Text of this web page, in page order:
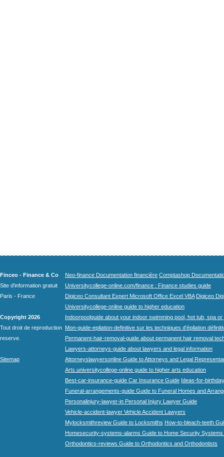
Finceo - Finance & Co
Site d'information gratuit
Paris - France
Copyright 2026
Tout droit de reproduction
reserve.
Sitemap
Neo-finance Documentation financière Comptashop
Universitycollege-online.com/finance : Finance studies guide
Digiceo Consultant Expert Microsoft Office Excel VBA Digiceo
Universitycollege-online guide to higher education
Indoorpoolguide about your indoor swimming pool, hot tub, spa
Mon-guide-epilation-definitive sur les techniques d'épilation
Permanent-hair-removal-guide about permanent hair removal
Lawyers-attorneys-guide about lawyers and legal information
Attorneyslawyersonline Guide to Attorneys and Legal
Arts.universitycollege-online guide to higher arts education
Best-car-insurance-guide Car Insurance Guide Ideas-for-
Funeral-arrangements-guide Guide to Funeral Homes and
Personalinjury-lawyer-in Personal Injury Lawyer Guide
Vehicle-accident-lawyer Vehicle Accident Lawyers
Mylocksmithreview Guide to Locksmiths How-to-bleach-teeth
Homesecurity-systems-alarms Guide to Home Security Systems
Orthodontics-reviews Guide to Orthodontics and Orthodontists